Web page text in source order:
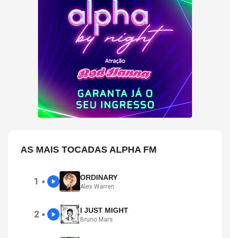
AS MAIS TOCADAS ALPHA FM
1 ● ORDINARY
Alex Warren
2 ● I JUST MIGHT
Bruno Mars